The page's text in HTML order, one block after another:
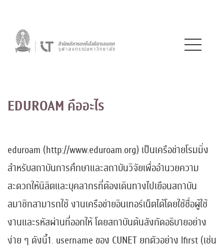
EDUROAM คืออะไร
eduroam (http://www.eduroam.org) เป็นเครือข่ายโรมมิ่ง
สำหรับสถาบันการศึกษาและสถาบันวิจัยเพื่ออำนวยความ
สะดวกให้นิสิตและบุคลากรที่ต้องเดินทางไปเยือนสถาบัน
สมาชิกสามารถใช้ งานเครือข่ายอินเทอร์เน็ตได้โดยใช้ชื่อผู้ใช้
งานและรหัสผ่านที่ออกให้ โดยสถาบันต้นสังกัดอธิบายอย่าง
ง่าย ๆ ดังนี้1. username ของ CUNET ยกตัวอย่าง lfirst (เช่น